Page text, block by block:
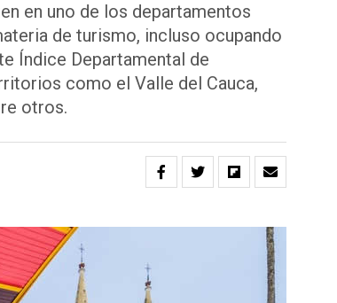
en uno de los departamentos
de turismo, incluso ocupando
Índice Departamental de
como el Valle del Cauca,
otros.